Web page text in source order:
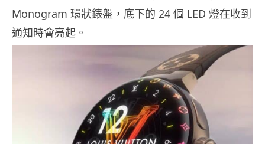
Monogram 環狀錶盤，底下的 24 個 LED 燈在收到
通知時會亮起。